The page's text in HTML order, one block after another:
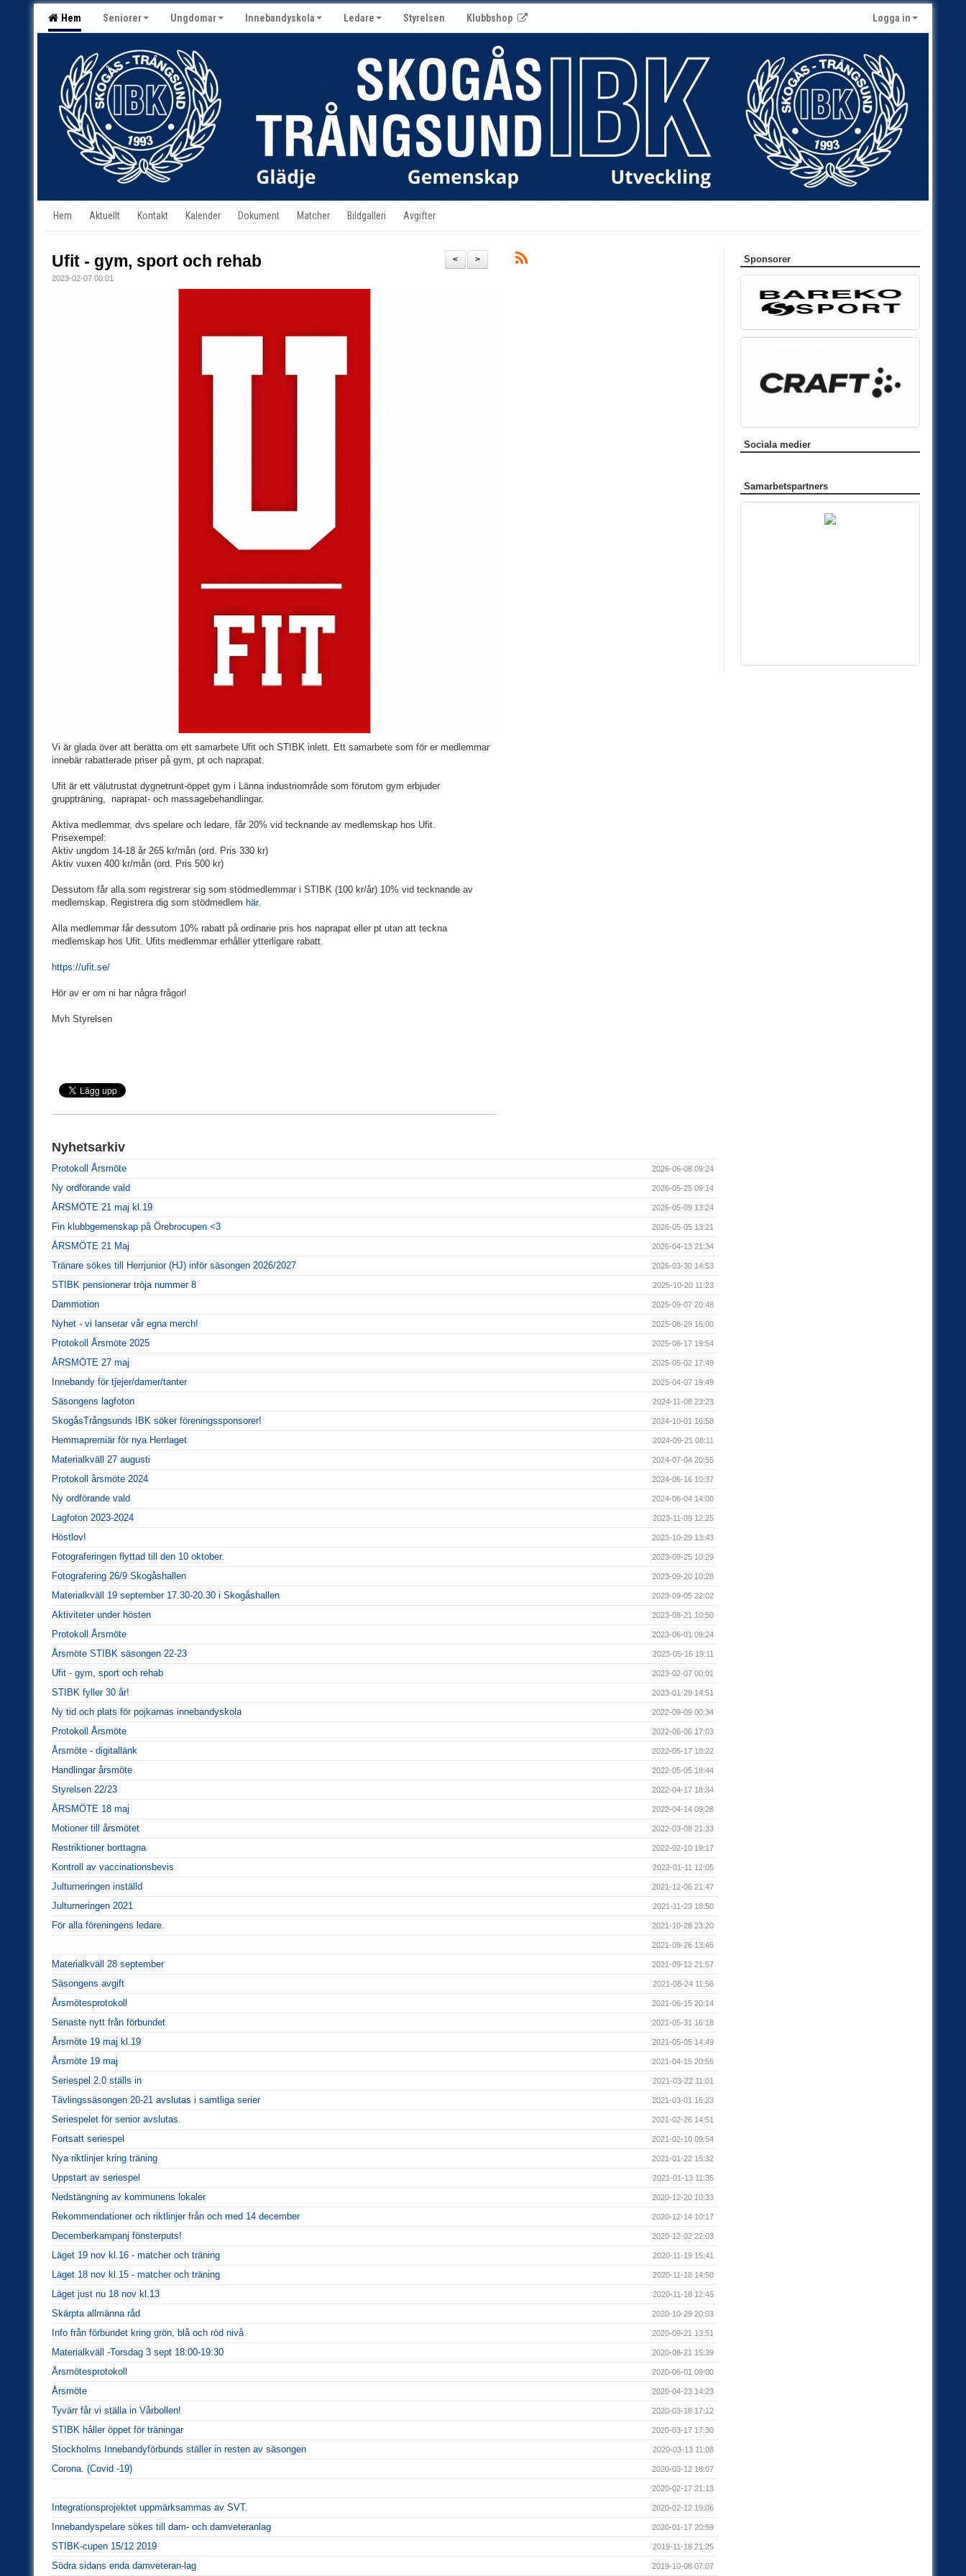
Hem Seniorer Ungdomar Innebandyskola Ledare Styrelsen Klubbshop Logga in
Hem Aktuellt Kontakt Kalender Dokument Matcher Bildgalleri Avgifter
>
<
Ufit - gym, sport och rehab
2023-02-07 00:01
Vi är glada över att berätta om ett samarbete Ufit och STIBK inlett. Ett samarbete som för er medlemmar
innebär rabatterade priser på gym, pt och naprapat.
Ufit är ett välutrustat dygnetrunt-öppet gym i Länna industriområde som förutom gym erbjuder
gruppträning, naprapat- och massagebehandlingar.
Aktiva medlemmar, dvs spelare och ledare, får 20% vid tecknande av medlemskap hos Ufit.
Prisexempel:
Aktiv ungdom 14-18 år 265 kr/mån (ord. Pris 330 kr)
Aktiv vuxen 400 kr/mån (ord. Pris 500 kr)
Dessutom får alla som registrerar sig som stödmedlemmar i STIBK (100 kr/år) 10% vid tecknande av
medlemskap. Registrera dig som stödmedlem här.
Alla medlemmar får dessutom 10% rabatt på ordinarie pris hos naprapat eller pt utan att teckna
medlemskap hos Ufit. Ufits medlemmar erhåller ytterligare rabatt.
https://ufit.se/
Hör av er om ni har några frågor!
Mvh Styrelsen
Nyhetsarkiv
Protokoll Årsmöte 2026-06-08 09:24
Ny ordförande vald 2026-05-25 09:14
ÅRSMÖTE 21 maj kl.19 2026-05-09 13:24
Fin klubbgemenskap på Örebrocupen <3 2026-05-05 13:21
ÅRSMÖTE 21 Maj 2026-04-13 21:34
Tränare sökes till Herrjunior (HJ) inför säsongen 2026/2027 2026-03-30 14:53
STIBK pensionerar tröja nummer 8 2025-10-20 11:23
Dammotion 2025-09-07 20:48
Nyhet - vi lanserar vår egna merch! 2025-08-29 16:00
Protokoll Årsmöte 2025 2025-06-17 19:54
ÅRSMÖTE 27 maj 2025-05-02 17:49
Innebandy för tjejer/damer/tanter 2025-04-07 19:49
Säsongens lagfoton 2024-11-08 23:23
SkogåsTrångsunds IBK söker föreningssponsorer! 2024-10-01 16:58
Hemmapremiär för nya Herrlaget 2024-09-21 08:11
Materialkväll 27 augusti 2024-07-04 20:55
Protokoll årsmöte 2024 2024-06-16 10:37
Ny ordförande vald 2024-06-04 14:00
Lagfoton 2023-2024 2023-11-09 12:25
Höstlov! 2023-10-29 13:43
Fotograferingen flyttad till den 10 oktober. 2023-09-25 10:29
Fotografering 26/9 Skogåshallen 2023-09-20 10:28
Materialkväll 19 september 17.30-20.30 i Skogåshallen 2023-09-05 22:02
Aktiviteter under hösten 2023-08-21 10:50
Protokoll Årsmöte 2023-06-01 09:24
Årsmöte STIBK säsongen 22-23 2023-05-16 19:11
Ufit - gym, sport och rehab 2023-02-07 00:01
STIBK fyller 30 år! 2023-01-29 14:51
Ny tid och plats för pojkarnas innebandyskola 2022-09-09 00:34
Protokoll Årsmöte 2022-06-06 17:03
Årsmöte - digitallänk 2022-05-17 18:22
Handlingar årsmöte 2022-05-05 18:44
Styrelsen 22/23 2022-04-17 18:34
ÅRSMÖTE 18 maj 2022-04-14 09:28
Motioner till årsmötet 2022-03-08 21:33
Restriktioner borttagna 2022-02-10 19:17
Kontroll av vaccinationsbevis 2022-01-11 12:05
Julturneringen inställd 2021-12-06 21:47
Julturneringen 2021 2021-11-23 18:50
För alla föreningens ledare. 2021-10-28 23:20
2021-09-26 13:46
Materialkväll 28 september 2021-09-12 21:57
Säsongens avgift 2021-08-24 11:56
Årsmötesprotokoll 2021-06-15 20:14
Senaste nytt från förbundet 2021-05-31 16:18
Årsmöte 19 maj kl.19 2021-05-05 14:49
Årsmöte 19 maj 2021-04-15 20:55
Seriespel 2.0 ställs in 2021-03-22 11:01
Tävlingssäsongen 20-21 avslutas i samtliga serier 2021-03-01 16:23
Seriespelet för senior avslutas. 2021-02-26 14:51
Fortsatt seriespel 2021-02-10 09:54
Nya riktlinjer kring träning 2021-01-22 15:32
Uppstart av seriespel 2021-01-13 11:35
Nedstängning av kommunens lokaler 2020-12-20 10:33
Rekommendationer och riktlinjer från och med 14 december 2020-12-14 10:17
Decemberkampanj fönsterputs! 2020-12-02 22:03
Läget 19 nov kl.16 - matcher och träning 2020-11-19 15:41
Läget 18 nov kl.15 - matcher och träning 2020-11-18 14:50
Läget just nu 18 nov kl.13 2020-11-18 12:45
Skärpta allmänna råd 2020-10-29 20:03
Info från förbundet kring grön, blå och röd nivå 2020-09-21 13:51
Materialkväll -Torsdag 3 sept 18:00-19:30 2020-08-21 15:39
Årsmötesprotokoll 2020-06-01 09:00
Årsmöte 2020-04-23 14:23
Tyvärr får vi ställa in Vårbollen! 2020-03-18 17:12
STIBK håller öppet för träningar 2020-03-17 17:30
Stockholms Innebandyförbunds ställer in resten av säsongen 2020-03-13 11:08
Corona. (Covid -19) 2020-03-12 18:07
2020-02-17 21:13
Integrationsprojektet uppmärksammas av SVT. 2020-02-12 19:06
Innebandyspelare sökes till dam- och damveteranlag 2020-01-17 20:59
STIBK-cupen 15/12 2019 2019-11-18 21:25
Södra sidans enda damveteran-lag 2019-10-08 07:07
Sponsorer
Sociala medier
Samarbetspartners